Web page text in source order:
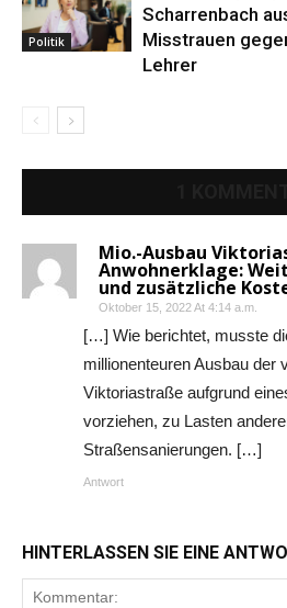
Politik
Scharrenbach
Misstrauen
Lehrer
Mio.-Ausbau
Anwohnerklage:
und zusätzliche
Oktober 15, 2022 At 4:14 a.m.
[…] Wie berichtet, musste
millionenteuren Ausbau der
Viktoriastraße aufgrund
vorziehen, zu Lasten
Straßensanierungen. […]
Antwort
HINTERLASSEN SIE EINE